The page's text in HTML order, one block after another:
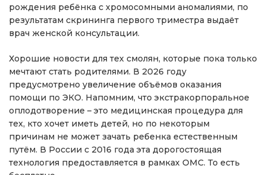
рождения ребёнка с хромосомными аномалиями, по
результатам скрининга первого триместра выдаёт
врач женской консультации.
Хорошие новости для тех смолян, которые пока только
мечтают стать родителями. В 2026 году
предусмотрено увеличение объёмов оказания
помощи по ЭКО. Напомним, что экстракорпоральное
оплодотворение – это медицинская процедура для
тех, кто хочет иметь детей, но по некоторым
причинам не может зачать ребенка естественным
путём. В России с 2016 года эта дорогостоящая
технология предоставляется в рамках ОМС. То есть